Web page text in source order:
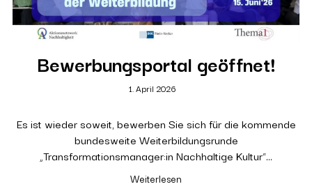
Bewerbungsportal geöffnet!
1. April 2026
Es ist wieder soweit, bewerben Sie sich für die kommende
bundesweite Weiterbildungsrunde
„Transformationsmanager:in Nachhaltige Kultur“…
Weiterlesen